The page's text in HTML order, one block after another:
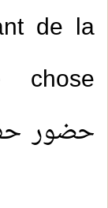
de la
chose